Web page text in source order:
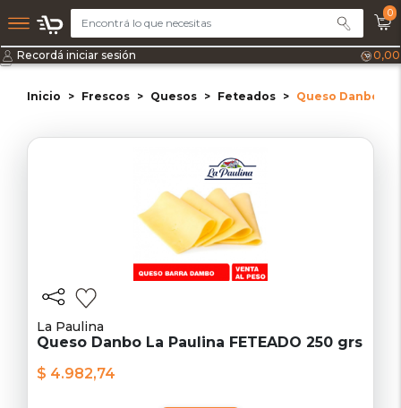
0
Recordá iniciar sesión 0,00
Inicio Frescos Quesos Feteados Queso Danbo La
La Paulina
Queso Danbo La Paulina FETEADO 250 grs
$ 4.982,74